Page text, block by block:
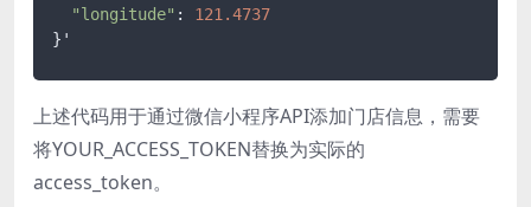
"longitude" : 121.4737
上述代码用于通过微信小程序API添加门店信息，需要
将YOUR_ACCESS_TOKEN替换为实际的
access_token。